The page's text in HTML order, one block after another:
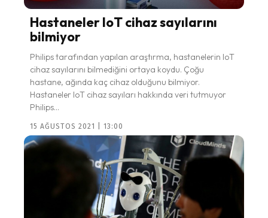
Hastaneler IoT cihaz sayılarını
bilmiyor
Philips tarafından yapılan araştırma, hastanelerin IoT
cihaz sayılarını bilmediğini ortaya koydu. Çoğu
hastane, ağında kaç cihaz olduğunu bilmiyor.
Hastaneler IoT cihaz sayıları hakkında veri tutmuyor
Philips...
15 AĞUSTOS 2021 | 13:00